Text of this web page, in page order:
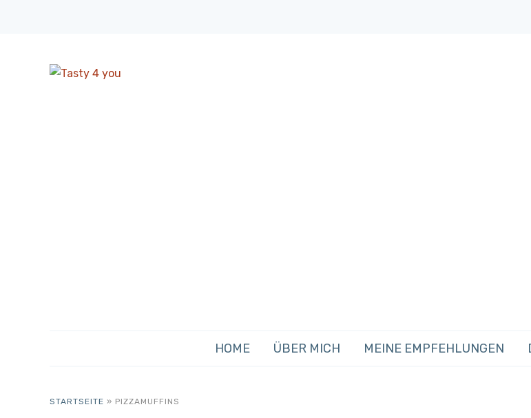
HOME ÜBER MICH MEINE EMPFEHLUNGEN
STARTSEITE » PIZZAMUFFINS